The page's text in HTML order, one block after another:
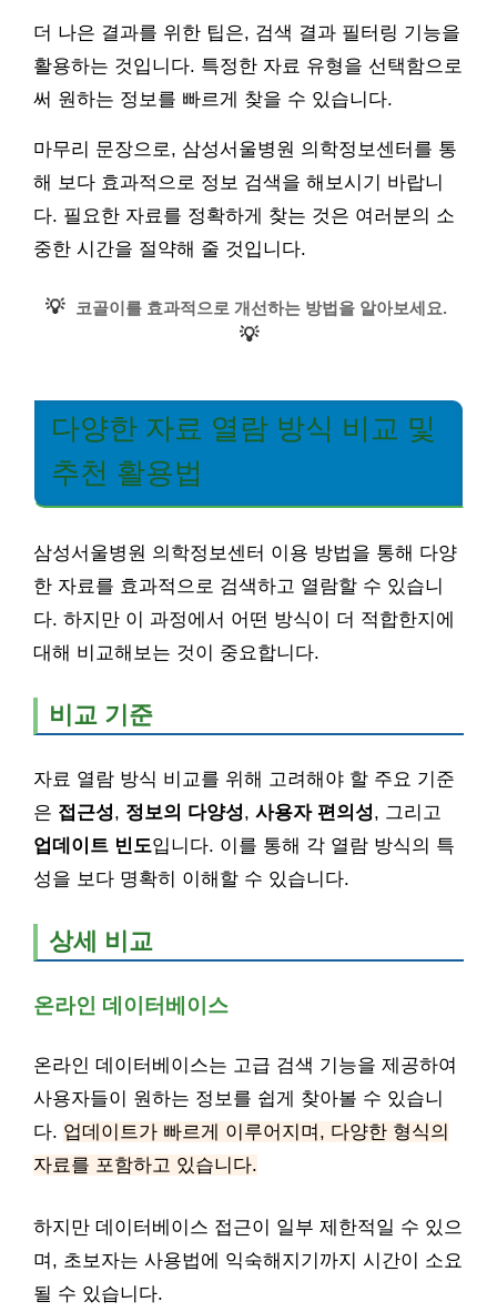
더 나은 결과를 위한 팁은, 검색 결과 필터링 기능을
활용하는 것입니다. 특정한 자료 유형을 선택함으로
써 원하는 정보를 빠르게 찾을 수 있습니다.
마무리 문장으로, 삼성서울병원 의학정보센터를 통
해 보다 효과적으로 정보 검색을 해보시기 바랍니
다. 필요한 자료를 정확하게 찾는 것은 여러분의 소
중한 시간을 절약해 줄 것입니다.
💡 코골이를 효과적으로 개선하는 방법을 알아보세요.
💡
다양한 자료 열람 방식 비교 및
추천 활용법
삼성서울병원 의학정보센터 이용 방법을 통해 다양
한 자료를 효과적으로 검색하고 열람할 수 있습니
다. 하지만 이 과정에서 어떤 방식이 더 적합한지에
대해 비교해보는 것이 중요합니다.
비교 기준
자료 열람 방식 비교를 위해 고려해야 할 주요 기준
은 접근성, 정보의 다양성, 사용자 편의성, 그리고
업데이트 빈도입니다. 이를 통해 각 열람 방식의 특
성을 보다 명확히 이해할 수 있습니다.
상세 비교
온라인 데이터베이스
온라인 데이터베이스는 고급 검색 기능을 제공하여
사용자들이 원하는 정보를 쉽게 찾아볼 수 있습니
다. 업데이트가 빠르게 이루어지며, 다양한 형식의
자료를 포함하고 있습니다.
하지만 데이터베이스 접근이 일부 제한적일 수 있으
며, 초보자는 사용법에 익숙해지기까지 시간이 소요
될 수 있습니다.